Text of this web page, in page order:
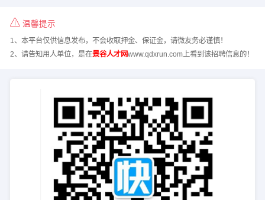
温馨提示
1、本平台仅供信息发布，不会收取押金、保证金，请微友务必谨慎！
2、请告知用人单位，是在景谷人才网www.qdxrun.com上看到该招聘信息的！